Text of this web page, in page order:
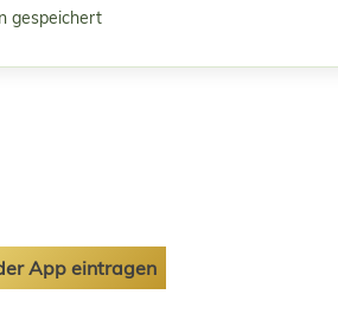
gespeichert
App eintragen